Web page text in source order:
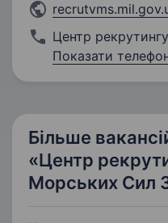
Центр
Показати
Більше
«Центр
Морських Сил